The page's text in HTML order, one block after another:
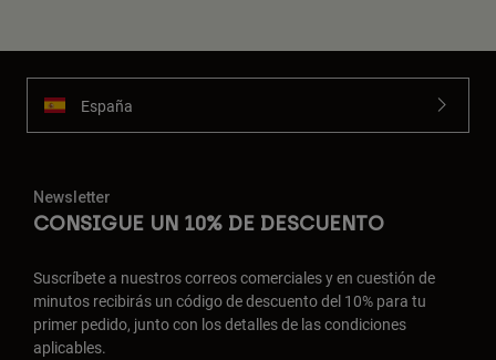
España
Newsletter
CONSIGUE UN 10% DE DESCUENTO
Suscríbete a nuestros correos comerciales y en cuestión de
minutos recibirás un código de descuento del 10% para tu
primer pedido, junto con los detalles de las condiciones
aplicables.